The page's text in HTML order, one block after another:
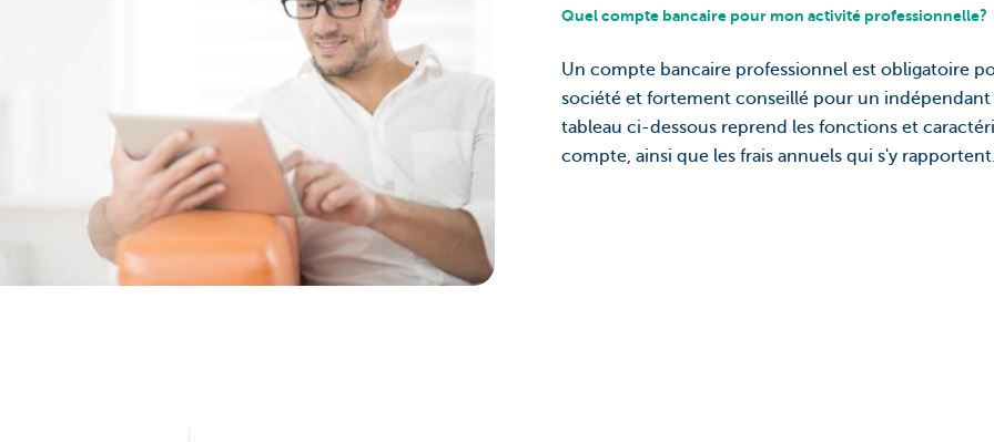
Entrepreneurs
Quel compte bancaire pour mon activité professionnelle?
Un compte bancaire professionnel est obligatoire
société et fortement conseillé pour un indépendant
tableau ci-dessous reprend les fonctions et
compte, ainsi que les frais annuels qui s'y